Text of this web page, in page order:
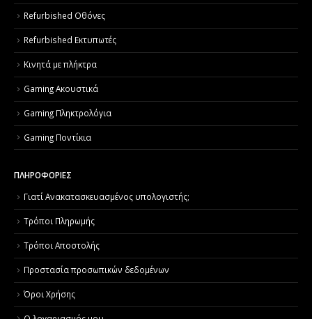
Refurbished Οθόνες
Refurbished Εκτυπωτές
Κινητά με πλήκτρα
Gaming Ακουστικά
Gaming Πληκτρολόγια
Gaming Ποντίκια
ΠΛΗΡΟΦΟΡΙΕΣ
Γιατί Aνακατασκευασμένος υπολογιστής;
Τρόποι Πληρωμής
Τρόποι Αποστολής
Προστασία προσωπικών δεδομένων
Όροι Χρήσης